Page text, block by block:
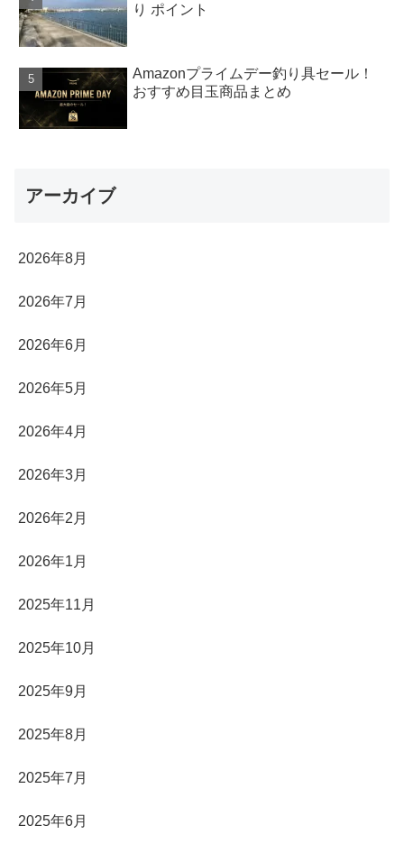
り ポイント
Amazonプライムデー釣り具セール！
おすすめ目玉商品まとめ
アーカイブ
2026年8月
2026年7月
2026年6月
2026年5月
2026年4月
2026年3月
2026年2月
2026年1月
2025年11月
2025年10月
2025年9月
2025年8月
2025年7月
2025年6月